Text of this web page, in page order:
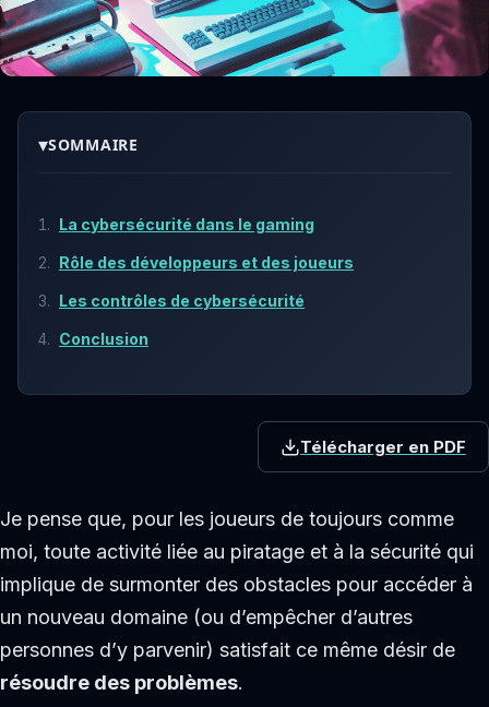
▾SOMMAIRE
La cybersécurité dans le gaming
Rôle des développeurs et des joueurs
Les contrôles de cybersécurité
Conclusion
Télécharger en PDF
Je pense que, pour les joueurs de toujours comme
moi, toute activité liée au piratage et à la sécurité qui
implique de surmonter des obstacles pour accéder à
un nouveau domaine (ou d’empêcher d’autres
personnes d’y parvenir) satisfait ce même désir de
résoudre des problèmes.